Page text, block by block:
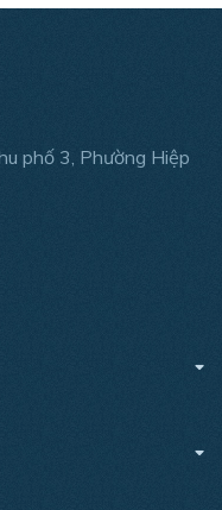
phố 3, Phường Hiệp